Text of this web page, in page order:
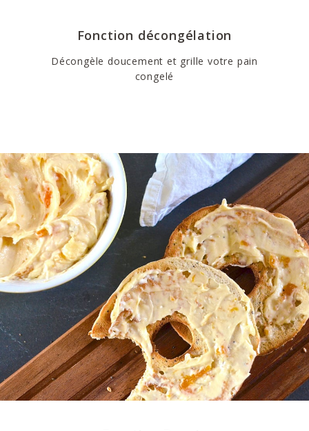
Fonction décongélation
Décongèle doucement et grille votre pain
congelé